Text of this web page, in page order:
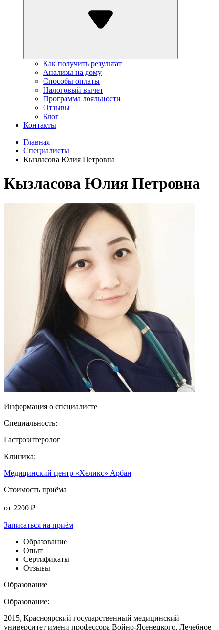
Как получить результат
Анализы на дому
Способы оплаты
Налоговый вычет
Программа лояльности
Отзывы
Блог
Контакты
Главная
Специалисты
Кызласова Юлия Петровна
Кызласова Юлия Петровна
Информация о специалисте
Специальность:
Гастроэнтеролог
Клиника:
Медицинский центр «Хеликс» Арбан
Стоимость приёма
от 2200 ₽
Записаться на приём
Образование
Опыт
Сертификаты
Отзывы
Образование
Образование:
2015, Красноярский государственный медицинский
университет имени профессора Войно-Ясенецкого, Лечебное